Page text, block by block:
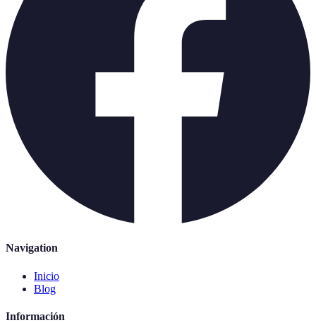
Navigation
Inicio
Blog
Información